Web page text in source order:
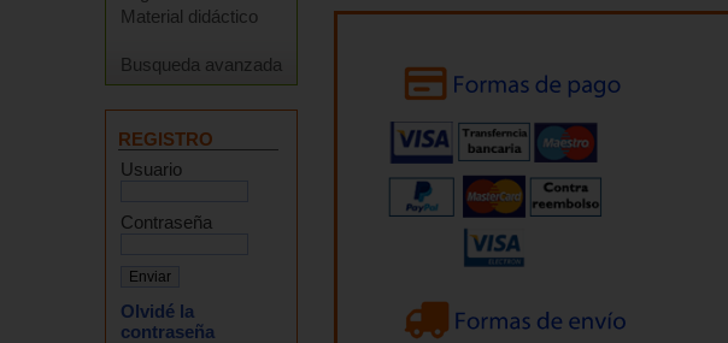
Material didáctico
Busqueda avanzada
REGISTRO
Usuario
Contraseña
Olvidé la
contraseña